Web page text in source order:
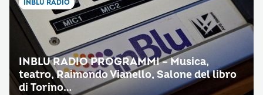
INBLU RADIO
INBLU RADIO PROGRAMMI – Musica,
teatro, Raimondo Vianello, Salone del libro
di Torino…